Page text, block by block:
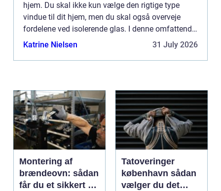
hjem. Du skal ikke kun vælge den rigtige type
vindue til dit hjem, men du skal også overveje
fordelene ved isolerende glas. I denne omfattende
guide vil vi undersøge de forskellige typer vinduer
Katrine Nielsen 31 July 2026
Montering af
brændeovn: sådan
får du et sikkert og
Tatoveringer
københavn sådan
vælger du det